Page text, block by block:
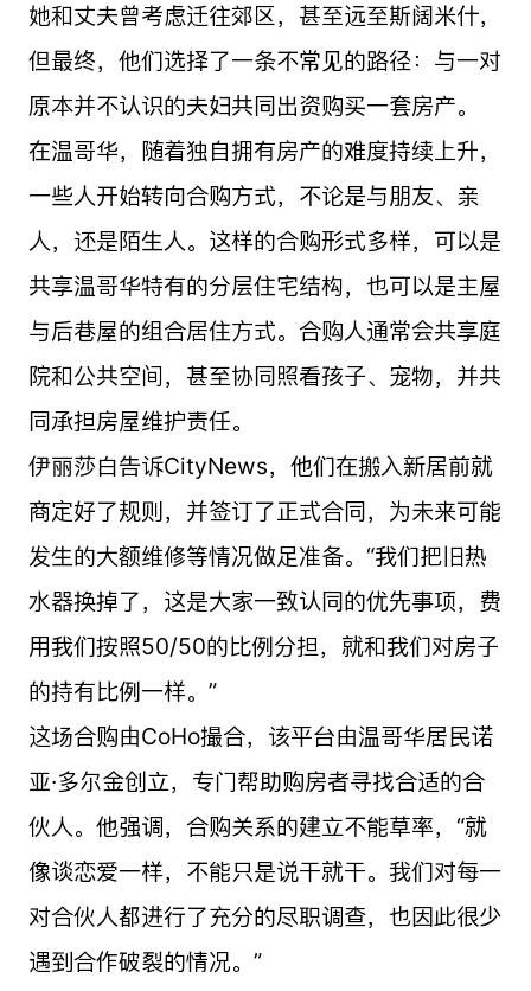
她和丈夫曾考虑迁往郊区，甚至远至斯阔米什，
但最终，他们选择了一条不常见的路径：与一对
原本并不认识的夫妇共同出资购买一套房产。
在温哥华，随着独自拥有房产的难度持续上升，
一些人开始转向合购方式，不论是与朋友、亲
人，还是陌生人。这样的合购形式多样，可以是
共享温哥华特有的分层住宅结构，也可以是主屋
与后巷屋的组合居住方式。合购人通常会共享庭
院和公共空间，甚至协同照看孩子、宠物，并共
同承担房屋维护责任。
伊丽莎白告诉CityNews，他们在搬入新居前就
商定好了规则，并签订了正式合同，为未来可能
发生的大额维修等情况做足准备。“我们把旧热
水器换掉了，这是大家一致认同的优先事项，费
用我们按照50/50的比例分担，就和我们对房子
的持有比例一样。”
这场合购由CoHo撮合，该平台由温哥华居民诺
亚·多尔金创立，专门帮助购房者寻找合适的合
伙人。他强调，合购关系的建立不能草率，“就
像谈恋爱一样，不能只是说干就干。我们对每一
对合伙人都进行了充分的尽职调查，也因此很少
遇到合作破裂的情况。”